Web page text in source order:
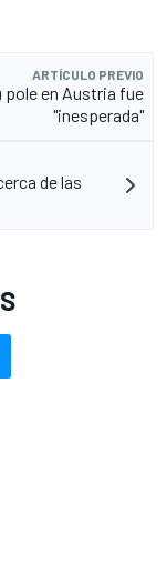
ARTÍCULO PREVIO
en Austria fue
"inesperada"
de las